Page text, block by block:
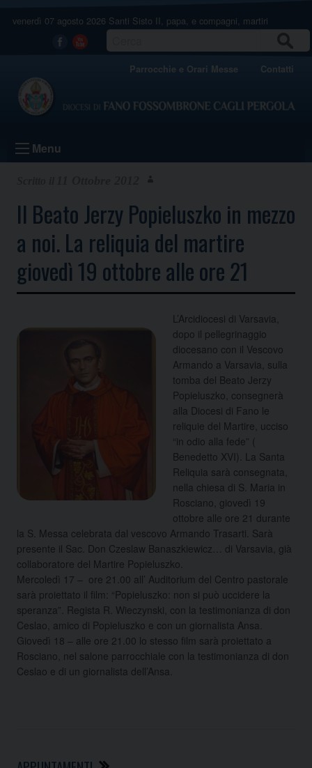
venerdì 07 agosto 2026 Santi Sisto II, papa, e compagni, martiri
Facebook
Youtube
Parrocchie e Orari Messe Contatti
Menu
Il Beato Jerzy Popieluszko in mezzo
a noi. La reliquia del martire
giovedì 19 ottobre alle ore 21
L’Arcidiocesi di Varsavia,
dopo il pellegrinaggio
diocesano con il Vescovo
Armando a Varsavia, sulla
tomba del Beato Jerzy
Popieluszko, consegnerà
alla Diocesi di Fano le
reliquie del Martire, ucciso
“in odio alla fede” (
Benedetto XVI). La Santa
Reliquia sarà consegnata,
nella chiesa di S. Maria in
Rosciano, giovedì 19
ottobre alle ore 21 durante
la S. Messa celebrata dal vescovo Armando Trasarti. Sarà
presente il Sac. Don Czeslaw Banaszkiewicz…
di Varsavia, già
collaboratore del Martire Popieluszko.
Mercoledì 17 – ore 21.00 all’ Auditorium del Centro pastorale
sarà proiettato il film: “Popieluszko: non si può uccidere la
speranza”. Regista R. Wieczynski, con la testimonianza di don
Ceslao, amico di Popieluszko e con un giornalista Ansa.
Giovedì 18 – alle ore 21.00 lo stesso film sarà proiettato a
Rosciano, nel salone parrocchiale con la testimonianza di don
Ceslao e di un giornalista dell’Ansa.